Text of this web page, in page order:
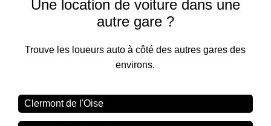
Une location de voiture dans une
autre gare ?
Trouve les loueurs auto à côté des autres gares des
environs.
Clermont de l'Oise